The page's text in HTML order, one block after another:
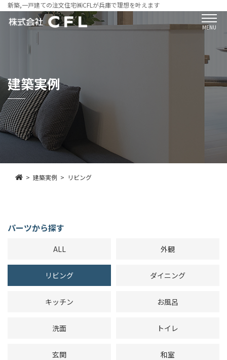
新築,一戸建ての注文住宅㈱CFLが兵庫で理想を叶えます
MENU
建築実例
建築実例 リビング
パーツから探す
ALL 外観
リビング ダイニング
キッチン お風呂
洗面 トイレ
玄関 和室